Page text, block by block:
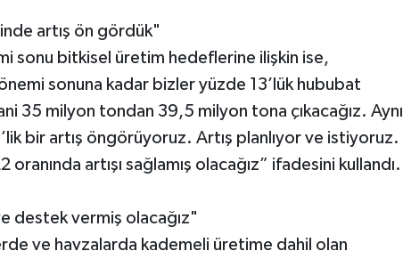
artış ön gördük"
sonu bitkisel üretim hedeflerine ilişkin ise,
sonuna kadar bizler yüzde 13’lük hububat
35 milyon tondan 39,5 milyon tona çıkacağız. Aynı
bir artış öngörüyoruz. Artış planlıyor ve istiyoruz.
artışı sağlamış olacağız” ifadesini kullandı.
destek vermiş olacağız"
ve havzalarda kademeli üretime dahil olan